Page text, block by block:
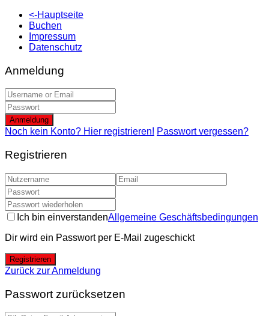
<-Hauptseite
Buchen
Impressum
Datenschutz
Anmeldung
Anmeldung
Noch kein Konto? Hier registrieren! Passwort vergessen?
Registrieren
Ich bin einverstandenAllgemeine Geschäftsbedingungen
Dir wird ein Passwort per E-Mail zugeschickt
Registrieren
Zurück zur Anmeldung
Passwort zurücksetzen